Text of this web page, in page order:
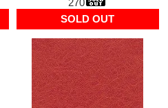
270
SOLD OUT